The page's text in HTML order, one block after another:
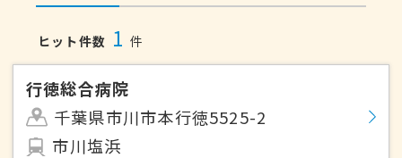
ヒット件数 1 件
行徳総合病院
千葉県市川市本行徳5525-2
市川塩浜